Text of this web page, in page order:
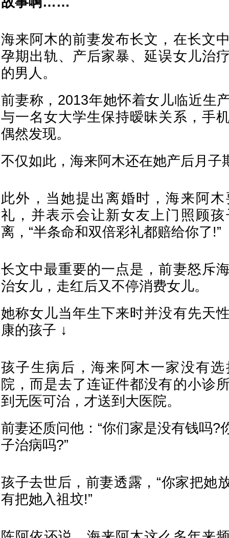
海来阿木的前妻发布长文，在长文
孕期出轨、产后家暴、延误女儿治
的男人。
前妻称，2013年她怀着女儿临近生
与一名女大学生保持暧昧关系，手
偶然发现。
不仅如此，海来阿木还在她产后月子
此外，当她提出离婚时，海来阿
礼，并表示会让新女友上门照顾
离，“半条命和双倍彩礼都赔给你了!”
长文中最重要的一点是，前妻怒斥
治女儿，走红后又不停消费女儿。
她称女儿当年生下来时并没有先天
康的孩子 ↓
孩子生病后，海来阿木一家没有
院，而是去了连证件都没有的小诊
到无医可治，才送到大医院。
前妻还质问他：“你们家是没有钱吗?
子治病吗?”
孩子去世后，前妻透露，“你家把她
有把她入祖坟!”